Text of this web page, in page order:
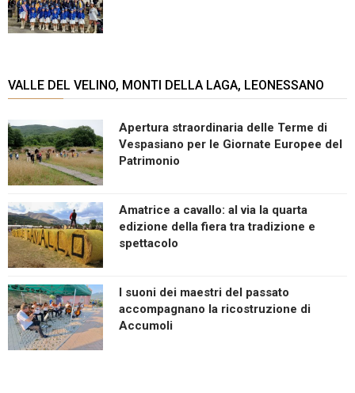
VALLE DEL VELINO, MONTI DELLA LAGA, LEONESSANO
Apertura straordinaria delle Terme di
Vespasiano per le Giornate Europee del
Patrimonio
Amatrice a cavallo: al via la quarta
edizione della fiera tra tradizione e
spettacolo
I suoni dei maestri del passato
accompagnano la ricostruzione di
Accumoli